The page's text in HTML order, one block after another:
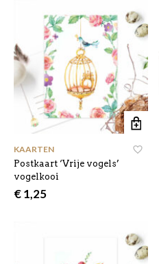
KAARTEN
Postkaart ‘Vrije vogels’
vogelkooi
€1,25